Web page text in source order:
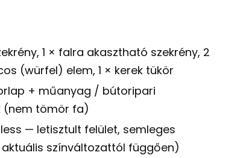
1 × falra akasztható szekrény, 2
(würfel) elem, 1 × kerek tükör
+ műanyag / bútoripari
(nem tömör fa)
— letisztult felület, semleges
színváltozattól függően)